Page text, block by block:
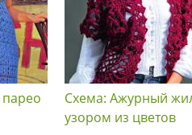
Схема: Ажурный
узором из цветов